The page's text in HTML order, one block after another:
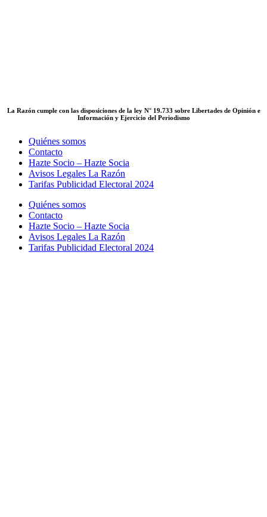
La Razón cumple con las disposiciones de la ley N° 19.733 sobre Libertades de Opinión e
Información y Ejercicio del Periodismo
Quiénes somos
Contacto
Hazte Socio – Hazte Socia
Avisos Legales La Razón
Tarifas Publicidad Electoral 2024
Quiénes somos
Contacto
Hazte Socio – Hazte Socia
Avisos Legales La Razón
Tarifas Publicidad Electoral 2024